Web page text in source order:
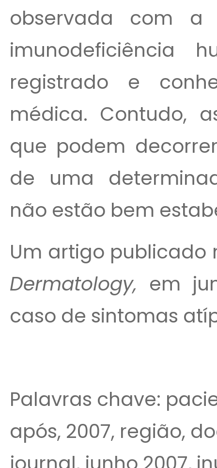
observada com
registrado e
médica. Contudo,
que podem
de uma
não estão bem
Um artigo publicado
Dermatology, em
caso de sintomas
Palavras chave:
após, 2007, região,